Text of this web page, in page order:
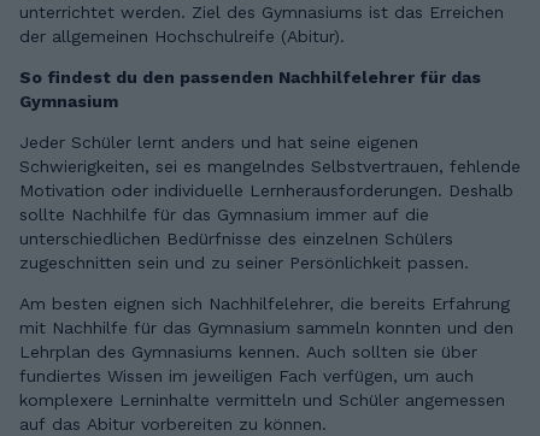
unterrichtet werden. Ziel des Gymnasiums ist das Erreichen
der allgemeinen Hochschulreife (Abitur).
So findest du den passenden Nachhilfelehrer für das
Gymnasium
Jeder Schüler lernt anders und hat seine eigenen
Schwierigkeiten, sei es mangelndes Selbstvertrauen, fehlende
Motivation oder individuelle Lernherausforderungen. Deshalb
sollte Nachhilfe für das Gymnasium immer auf die
unterschiedlichen Bedürfnisse des einzelnen Schülers
zugeschnitten sein und zu seiner Persönlichkeit passen.
Am besten eignen sich Nachhilfelehrer, die bereits Erfahrung
mit Nachhilfe für das Gymnasium sammeln konnten und den
Lehrplan des Gymnasiums kennen. Auch sollten sie über
fundiertes Wissen im jeweiligen Fach verfügen, um auch
komplexere Lerninhalte vermitteln und Schüler angemessen
auf das Abitur vorbereiten zu können.